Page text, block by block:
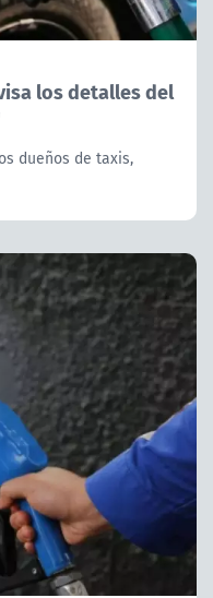
los detalles del
dueños de taxis,